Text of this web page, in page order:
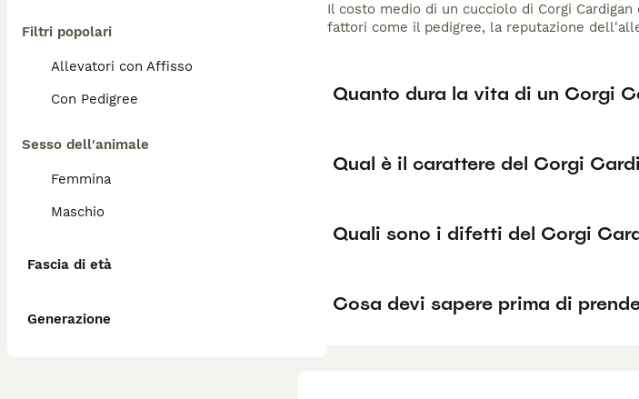
Filtri popolari
Allevatori con Affisso
Con Pedigree
Sesso dell'animale
Femmina
Maschio
Fascia di età
Generazione
Il costo medio di un cucciolo di Corgi
fattori come il pedigree, la reputazione
Quanto dura la vita di un Corgi
Qual è il carattere del Corgi
Quali sono i difetti del Corgi
Cosa devi sapere prima di